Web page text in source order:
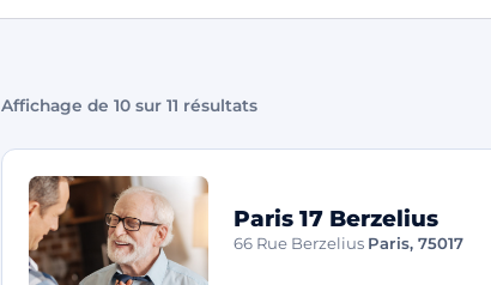
Affichage de 10 sur 11 résultats
Paris 17 Berzelius
66 Rue Berzelius Paris, 75017